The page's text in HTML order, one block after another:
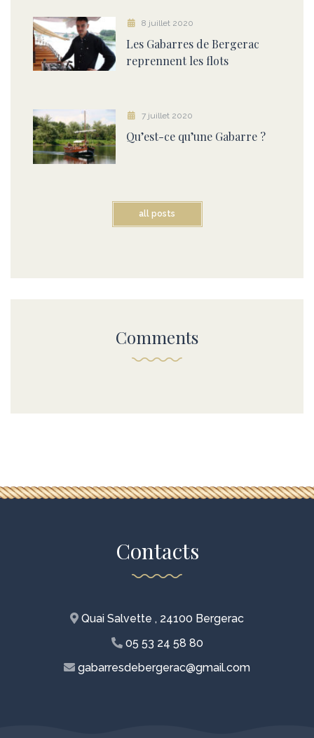
8 juillet 2020
Les Gabarres de Bergerac
reprennent les flots
7 juillet 2020
Qu’est-ce qu’une Gabarre ?
all posts
Comments
Contacts
Quai Salvette , 24100 Bergerac
05 53 24 58 80
gabarresdebergerac@gmail.com